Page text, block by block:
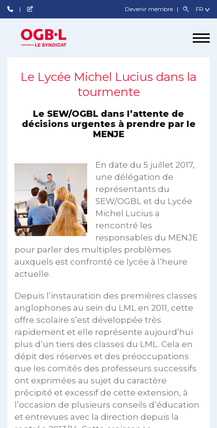
Devenir membre
Le Lycée Michel Lucius dans la
tourmente
Le SEW/OGBL dans l’attente de
décisions urgentes à prendre par le
MENJE
En date du 5 juillet 2017,
une délégation de
représentants du
SEW/OGBL et du Lycée
Michel Lucius a
rencontré les
responsables du MENJE
pour parler des multiples problèmes
auxquels est confronté ce lycée à l’heure
actuelle.
Depuis l’instauration des premières classes
anglophones au sein du LML en 2011, cette
offre scolaire s’est développée très
rapidement et elle représente aujourd’hui
plus d’un tiers des classes du LML. Cela en
dépit des réserves et des préoccupations
que les comités des professeurs successifs
ont exprimées au sujet du caractère
précipité et excessif de cette extension, à
l’occasion de plusieurs conseils d’éducation
et entrevues avec la direction depuis la